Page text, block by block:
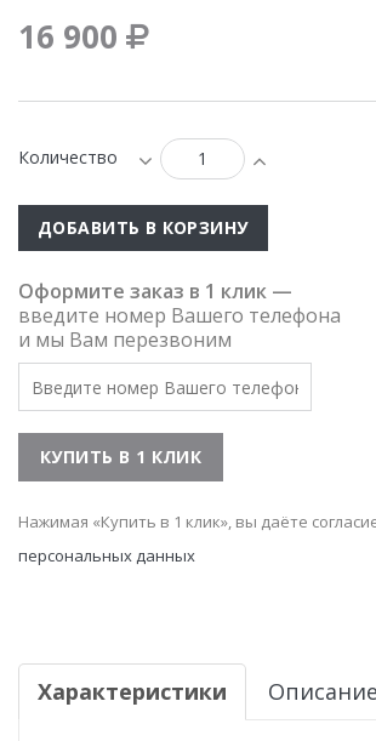
16 900
Количество
ДОБАВИТЬ В КОРЗИНУ
Оформите заказ в 1 клик —
введите номер Вашего телефона
и мы Вам перезвоним
Нажимая «Купить в 1 клик», вы даёте
персональных данных
Характеристики